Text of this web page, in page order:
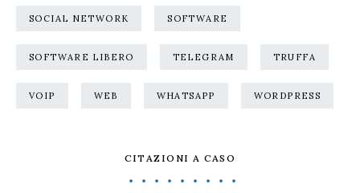
SOCIAL NETWORK SOFTWARE
SOFTWARE LIBERO TELEGRAM TRUFFA
VOIP WEB WHATSAPP WORDPRESS
CITAZIONI A CASO